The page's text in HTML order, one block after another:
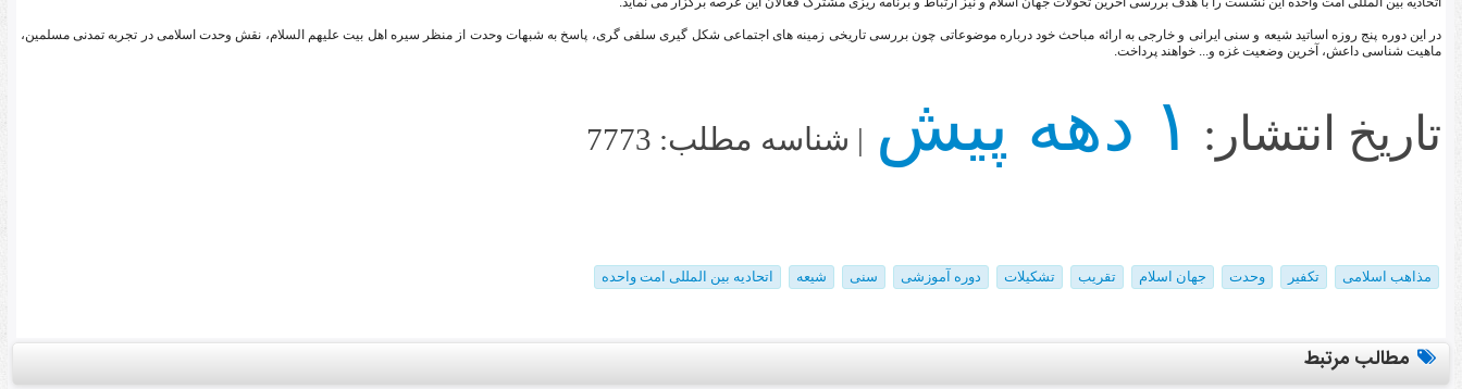
در این دوره پنج روزه اساتید شیعه و سنی ایرانی و خارجی به ارائه مباحث خود درباره موضوعاتی چون بررسی تاریخی زمینه های اجتماعی شکل گیری سلفی گری، پاسخ به شبهات وحدت از منظر سیره اهل بیت علیهم السلام، نقش وحدت اسلامی در تجربه تمدنی مسلمین،
ماهیت شناسی داعش، آخرین وضعیت غزه و... خواهند پرداخت.
تاریخ انتشار: ۱ دهه پیش | شناسه مطلب: 7773
مذاهب اسلامی تکفیر وحدت جهان اسلام تقریب تشکیلات دوره آموزشی سنی شیعه اتحادیه بین المللی امت واحده
مطالب مرتبط